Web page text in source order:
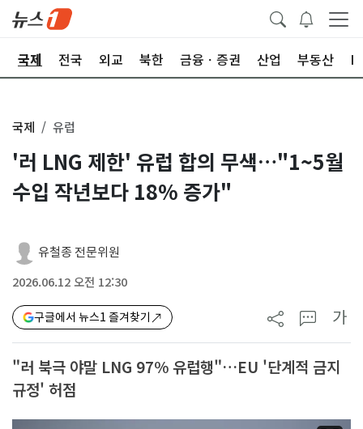
국제 전국 외교 북한 금융ㆍ증권 산업 부동산
국제 유럽
'러 LNG 제한' 유럽 합의 무색…"1~5월
수입 작년보다 18% 증가"
유철종 전문위원
2026.06.12 오전 12:30
구글에서 뉴스1 즐겨찾기 가
"러 북극 야말 LNG 97% 유럽행"…EU '단계적 금지
규정' 허점